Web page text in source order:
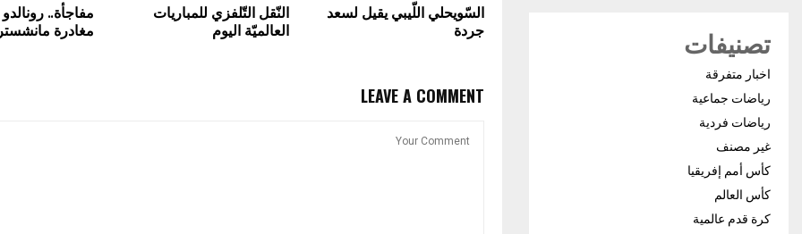
السّويحلي اللّيبي يقيل لسعد
جردة
النّقل التّلفزي للمباريات
العالميّة اليوم
مفاجأة..
مغادرة مانشستر
LEAVE A COMMENT
تصنيفات
اخبار متفرقة
رياضات جماعية
رياضات فردية
غير مصنف
كأس أمم إفريقيا
كأس العالم
كرة قدم عالمية